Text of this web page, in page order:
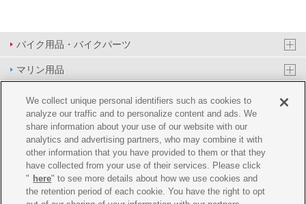
バイク用品・バイクパーツ
マリン用品
PAS/YPJ用品
その他用品
イベント&エンターテイメント
オンラインショップ
企業情報
We collect unique personal identifiers such as cookies to
analyze our traffic and to personalize content and ads. We
share information about your use of our website with our
analytics and advertising partners, who may combine it with
other information that you have provided to them or that they
have collected from your use of their services. Please click
" here" to see more details about how we use cookies and
the retention period of each cookie. You have the right to opt